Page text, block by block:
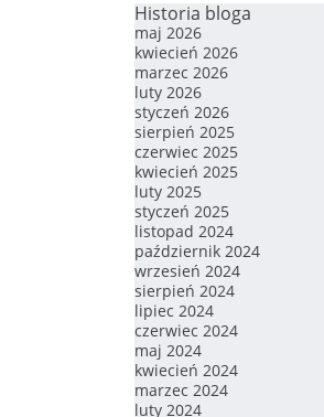
Historia bloga
maj 2026
kwiecień 2026
marzec 2026
luty 2026
styczeń 2026
sierpień 2025
czerwiec 2025
kwiecień 2025
luty 2025
styczeń 2025
listopad 2024
październik 2024
wrzesień 2024
sierpień 2024
lipiec 2024
czerwiec 2024
maj 2024
kwiecień 2024
marzec 2024
luty 2024